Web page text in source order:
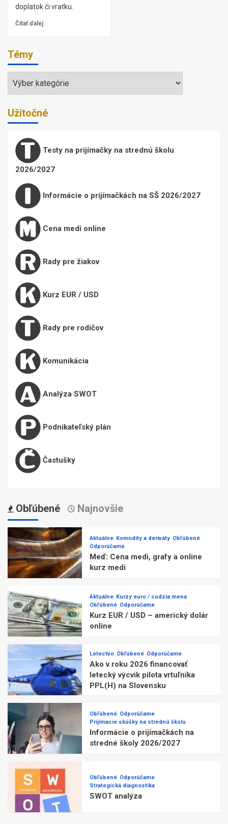
doplatok či vratku.
Čítať ďalej
Témy
Témy
Užitočné
Testy na prijímačky na strednú školu
2026/2027
Informácie o prijímačkách na SŠ 2026/2027
Cena medi online
Rady pre žiakov
Kurz EUR / USD
Rady pre rodičov
Komunikácia
Analýza SWOT
Podnikateľský plán
Častušky
Obľúbené Najnovšie
Aktuálne Komodity a deriváty Obľúbené
Odporúčame
Meď: Cena medi, grafy a online
kurz medi
Aktuálne Kurzy euro / cudzia mena
Obľúbené Odporúčame
Kurz EUR / USD – americký dolár
online
Letectvo Obľúbené Odporúčame
Ako v roku 2026 financovať
letecký výcvik pilota vrtuľníka
PPL(H) na Slovensku
Obľúbené Odporúčame
Prijímacie skúšky na strednú školu
Informácie o prijímačkách na
stredné školy 2026/2027
Obľúbené Odporúčame
Strategická diagnostika
SWOT analýza